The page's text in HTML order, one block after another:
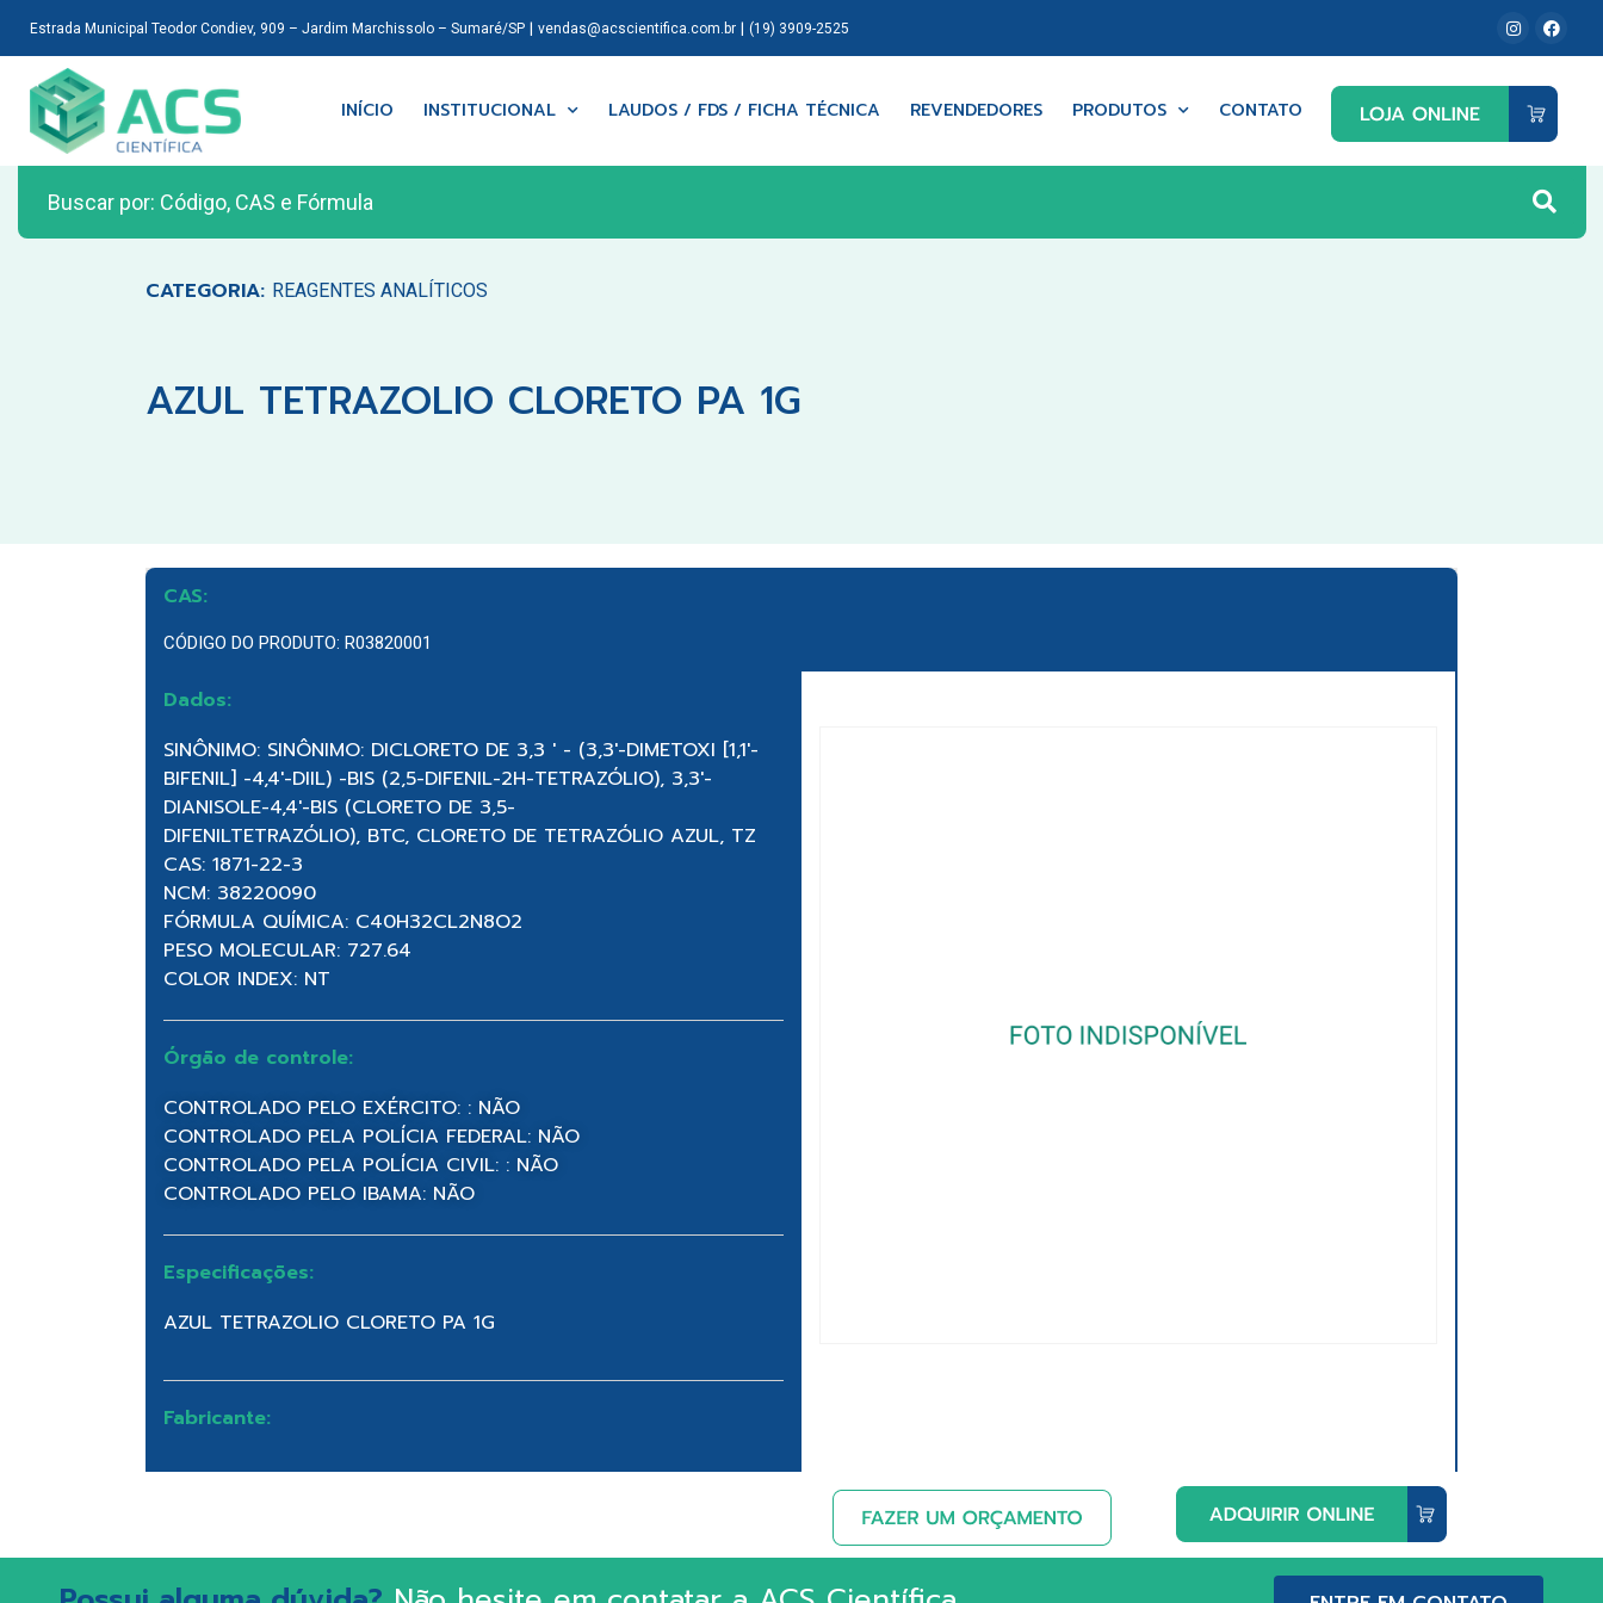
Estrada Municipal Teodor Condiev, 909 – Jardim Marchissolo – Sumaré/SP| vendas@acscientifica.com.br| (19) 3909-2525
INÍCIO INSTITUCIONAL LAUDOS / FDS / FICHA TÉCNICA REVENDEDORES PRODUTOS CONTATO
CATEGORIA: REAGENTES ANALÍTICOS
AZUL TETRAZOLIO CLORETO PA 1G
CAS:
CÓDIGO DO PRODUTO: R03820001
Dados:
SINÔNIMO: SINÔNIMO: DICLORETO DE 3,3 ′ - (3,3′-DIMETOXI [1,1′-
BIFENIL] -4,4′-DIIL) -BIS (2,5-DIFENIL-2H-TETRAZÓLIO), 3,3′-
DIANISOLE-4,4′-BIS (CLORETO DE 3,5-
DIFENILTETRAZÓLIO), BTC, CLORETO DE TETRAZÓLIO AZUL, TZ
CAS: 1871-22-3
NCM: 38220090
FÓRMULA QUÍMICA: C40H32CL2N8O2
PESO MOLECULAR: 727.64
COLOR INDEX: NT
Órgão de controle:
CONTROLADO PELO EXÉRCITO: : NÃO
CONTROLADO PELA POLÍCIA FEDERAL: NÃO
CONTROLADO PELA POLÍCIA CIVIL: : NÃO
CONTROLADO PELO IBAMA: NÃO
Especificações:
AZUL TETRAZOLIO CLORETO PA 1G
Fabricante: